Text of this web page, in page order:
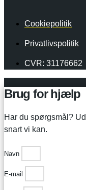
Cookiepolitik
Privatlivspolitik
CVR: 31176662
Brug for hjælp
Har du spørgsmål?
snart vi kan.
Navn
E-mail